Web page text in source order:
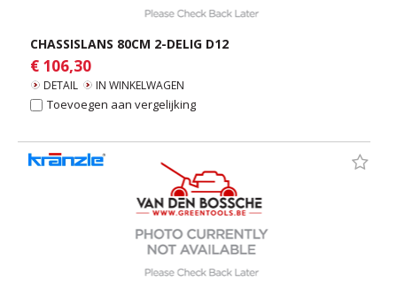
CHASSISLANS 80CM 2-DELIG D12
€ 106,30
DETAIL IN WINKELWAGEN
Toevoegen aan vergelijking